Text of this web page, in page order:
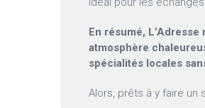
En résumé,
atmosphère
spécialités locales
Alors, prêts à y faire un